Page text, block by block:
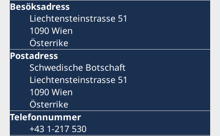
Besöksadress
Liechtensteinstrasse 51
1090 Wien
Österrike
Postadress
Schwedische Botschaft
Liechtensteinstrasse 51
1090 Wien
Österrike
Telefonnummer
+43 1-217 530